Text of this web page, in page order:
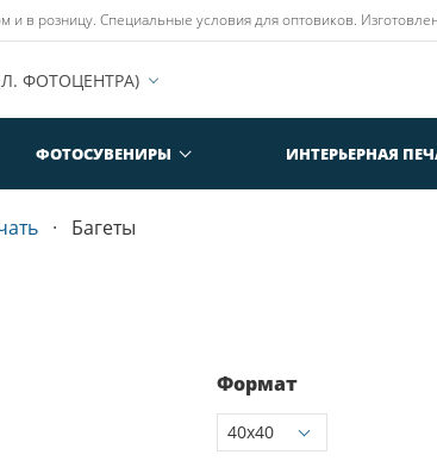
в розницу. Специальные условия для оптовиков.
ФОТОЦЕНТРА)
ФОТОСУВЕНИРЫ ИНТЕРЬЕРНАЯ
Багеты
Формат